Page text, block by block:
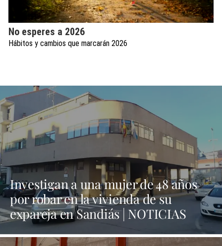
No esperes a 2026
Hábitos y cambios que marcarán 2026
Investigan a una mujer de 48 años
por robar en la vivienda de su
expareja en Sandiás | NOTICIAS
XINZO